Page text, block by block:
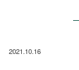
2021.10.16